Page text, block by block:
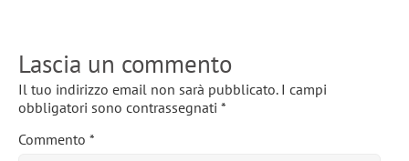
Lascia un commento
Il tuo indirizzo email non sarà pubblicato. I campi
obbligatori sono contrassegnati *
Commento *